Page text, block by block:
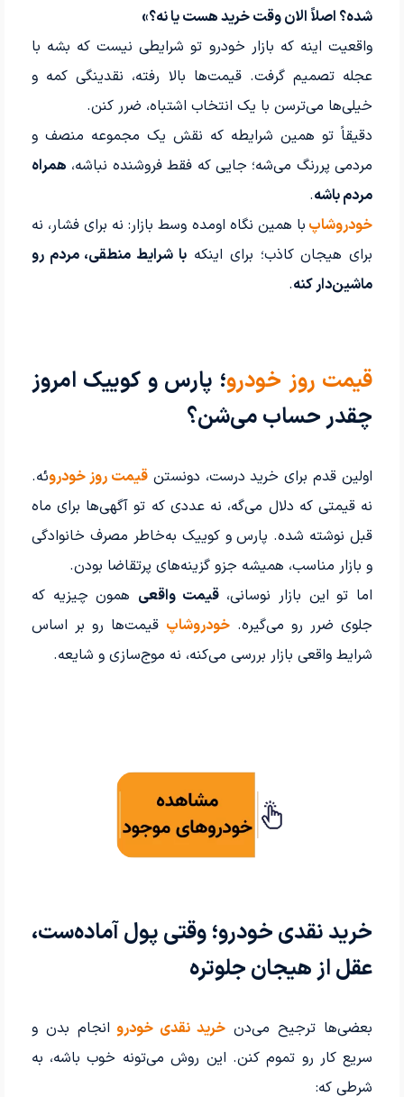
شده؟ اصلاً الان وقت خرید هست یا نه؟»
واقعیت اینه که بازار خودرو تو شرایطی نیست که بشه با
عجله تصمیم گرفت. قیمت‌ها بالا رفته، نقدینگی کمه و
خیلی‌ها می‌ترسن با یک انتخاب اشتباه، ضرر کنن.
دقیقاً تو همین شرایطه که نقش یک مجموعه منصف و
مردمی پررنگ می‌شه؛ جایی که فقط فروشنده نباشه، همراه
مردم باشه.
خودروشاپ با همین نگاه اومده وسط بازار: نه برای فشار، نه
برای هیجان کاذب؛ برای اینکه با شرایط منطقی، مردم رو
ماشین‌دار کنه.
قیمت روز خودرو؛ پارس و کوییک امروز
چقدر حساب می‌شن؟
اولین قدم برای خرید درست، دونستنقیمت روز خودروئه.
نه قیمتی که دلال می‌گه، نه عددی که تو آگهی‌ها برای ماه
قبل نوشته شده. پارس و کوییک به‌خاطر مصرف خانوادگی
و بازار مناسب، همیشه جزو گزینه‌های پرتقاضا بودن.
اما تو این بازار نوسانی،قیمت واقعی همون چیزیه که
جلوی ضرر رو می‌گیره. خودروشاپ قیمت‌ها رو بر اساس
شرایط واقعی بازار بررسی می‌کنه، نه موج‌سازی و شایعه.
خرید نقدی خودرو؛ وقتی پول آماده‌ست،
عقل از هیجان جلوتره
بعضی‌ها ترجیح می‌دن خرید نقدی خودرو انجام بدن و
سریع کار رو تموم کنن. این روش می‌تونه خوب باشه، به
شرطی که: